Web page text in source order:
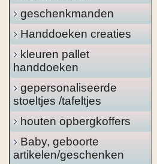
geschenkmanden
Handdoeken creaties
kleuren pallet
handdoeken
gepersonaliseerde
stoeltjes /tafeltjes
houten opbergkoffers
Baby, geboorte
artikelen/geschenken